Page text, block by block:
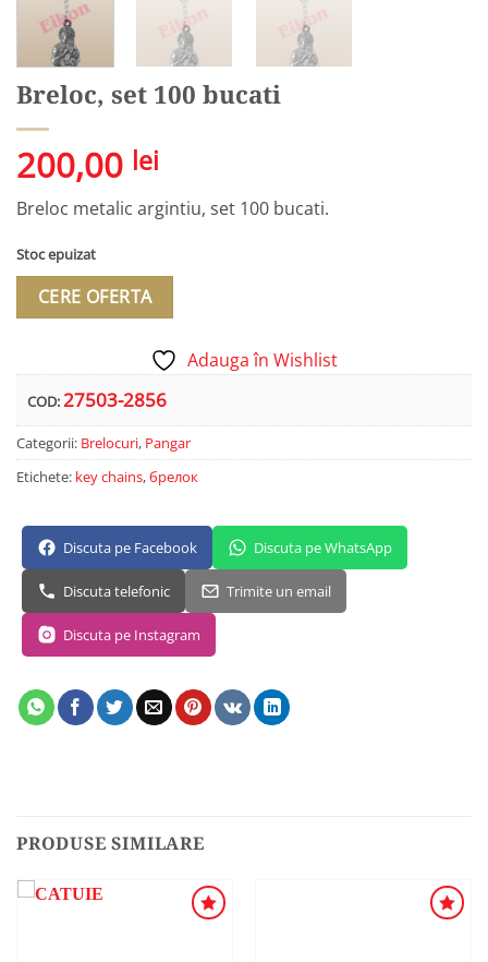
Breloc, set 100 bucati
200,00 lei
Breloc metalic argintiu, set 100 bucati.
Stoc epuizat
CERE OFERTA
Adauga în Wishlist
COD:27503-2856
Categorii: Brelocuri, Pangar
Etichete: key chains,брелок
Discuta pe Facebook Discuta pe WhatsApp
Discuta telefonic Trimite un email
Discuta pe Instagram
PRODUSE SIMILARE